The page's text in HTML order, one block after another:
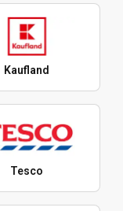
Kaufland
Tesco